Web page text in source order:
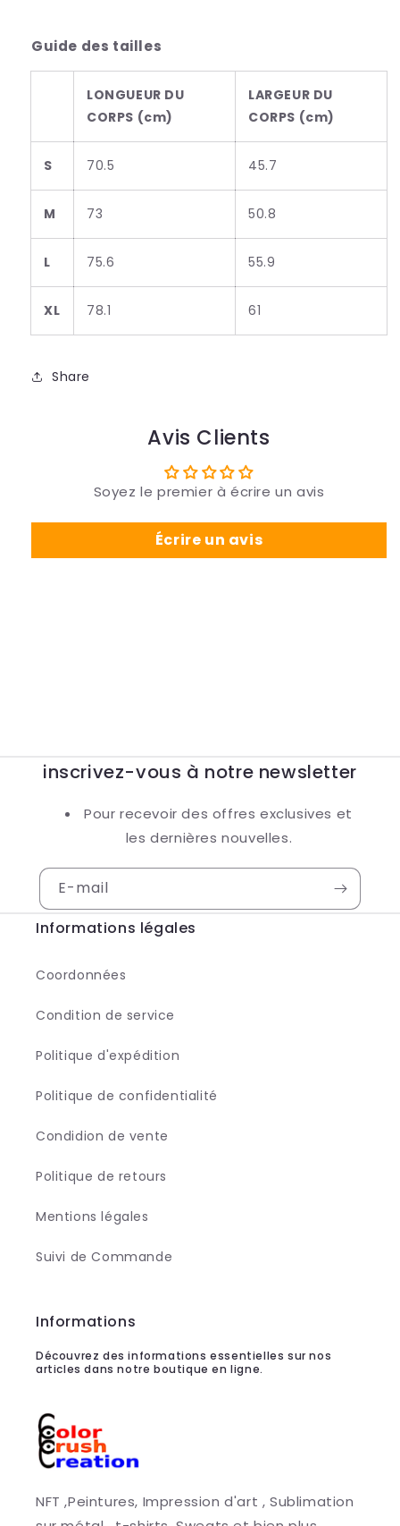
Guide des tailles
LONGUEUR DU
CORPS (cm)
LARGEUR DU
CORPS (cm)
S 70.5 45.7
M 73 50.8
L 75.6 55.9
XL 78.1 61
Share
Avis Clients
Soyez le premier à écrire un avis
Écrire un avis
inscrivez-vous à notre newsletter
Pour recevoir des offres exclusives et
les dernières nouvelles.
E-mail
Informations légales
Coordonnées
Condition de service
Politique d'expédition
Politique de confidentialité
Condidion de vente
Politique de retours
Mentions légales
Suivi de Commande
Informations
Découvrez des informations essentielles sur nos
articles dans notre boutique en ligne.
NFT ,Peintures, Impression d'art , Sublimation